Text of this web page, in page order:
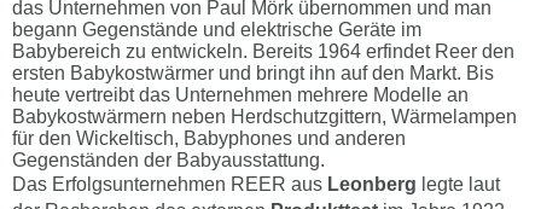
das Unternehmen von Paul Mörk übernommen und man
begann Gegenstände und elektrische Geräte im
Babybereich zu entwickeln. Bereits 1964 erfindet Reer den
ersten Babykostwärmer und bringt ihn auf den Markt. Bis
heute vertreibt das Unternehmen mehrere Modelle an
Babykostwärmern neben Herdschutzgittern, Wärmelampen
für den Wickeltisch, Babyphones und anderen
Gegenständen der Babyausstattung.
Das Erfolgsunternehmen REER aus Leonberg legte laut